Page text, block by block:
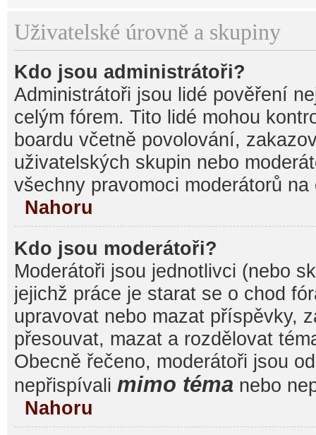
Uživatelské úrovně a skupiny
Kdo jsou administrátoři?
Administrátoři jsou lidé pověření
celým fórem. Tito lidé mohou
boardu včetně povolování,
uživatelských skupin nebo
všechny pravomoci moderátorů na
Nahoru
Kdo jsou moderátoři?
Moderátoři jsou jednotlivci (nebo
jejichž práce je starat se o chod
upravovat nebo mazat příspěvky,
přesouvat, mazat a rozdělovat
Obecně řečeno, moderátoři jsou
nepřispívali mimo téma nebo
Nahoru